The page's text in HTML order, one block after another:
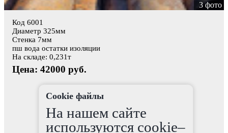
3 фото
Код 6001
Диаметр 325мм
Стенка 7мм
пш вода остатки изоляции
На складе: 0,231т
Цена: 42000 руб.
т
Cookie файлы
На нашем сайте
используются cookie–